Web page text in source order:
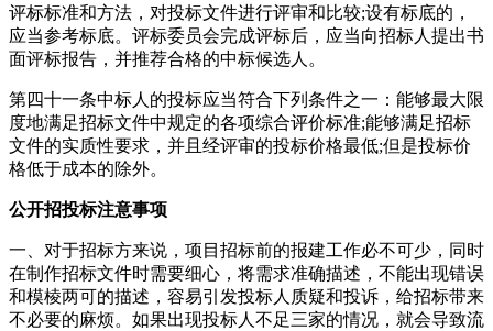
评标标准和方法，对投标文件进行评审和比较;设有标底的，
应当参考标底。评标委员会完成评标后，应当向招标人提出书
面评标报告，并推荐合格的中标候选人。
第四十一条中标人的投标应当符合下列条件之一：能够最大限
度地满足招标文件中规定的各项综合评价标准;能够满足招标
文件的实质性要求，并且经评审的投标价格最低;但是投标价
格低于成本的除外。
公开招投标注意事项
一、对于招标方来说，项目招标前的报建工作必不可少，同时
在制作招标文件时需要细心，将需求准确描述，不能出现错误
和模棱两可的描述，容易引发投标人质疑和投诉，给招标带来
不必要的麻烦。如果出现投标人不足三家的情况，就会导致流